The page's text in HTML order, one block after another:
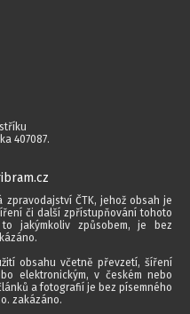
407087.
zpravodajství ČTK, jehož obsah je
či další zpřístupňování tohoto
jakýmkoliv způsobem, je bez
obsahu včetně převzetí, šíření
elektronickým, v českém nebo
a fotografií je bez písemného
zakázáno.